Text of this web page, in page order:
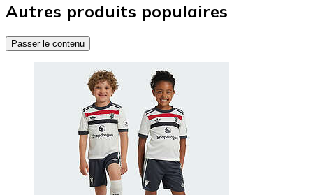
Autres produits populaires
Passer le contenu